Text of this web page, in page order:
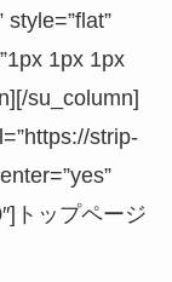
1px 1px
su_column]
strip-
トップページ